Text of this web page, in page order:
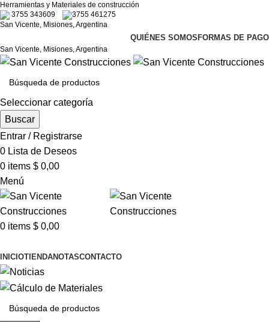
Herramientas y Materiales de construcción
3755 343609
3755 461275
San Vicente, Misiones, Argentina
QUIÉNES SOMOS FORMAS DE PAGO
San Vicente, Misiones, Argentina
Seleccionar categoría
Buscar
Entrar / Registrarse
0 Lista de Deseos
0 items $ 0,00
Menú
0 items $ 0,00
INICIOTIENDANOTASCONTACTO